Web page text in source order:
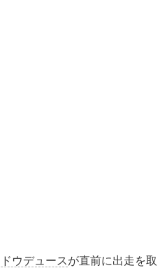
ドウデュースが直前に出走を取